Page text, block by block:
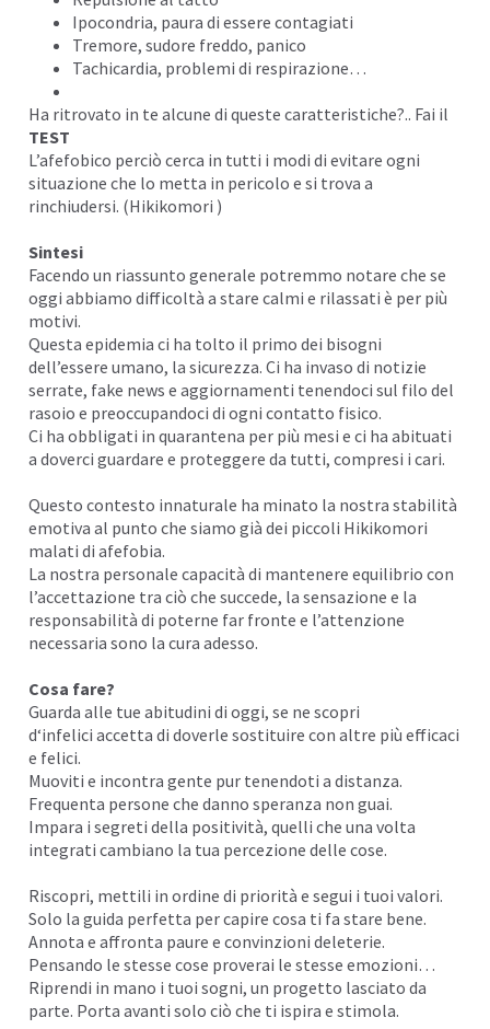
Ipocondria, paura di essere contagiati
Tremore, sudore freddo, panico
Tachicardia, problemi di respirazione…
Ha ritrovato in te alcune di queste caratteristiche?.. Fai il
TEST
L’afefobico perciò cerca in tutti i modi di evitare ogni
situazione che lo metta in pericolo e si trova a
rinchiudersi. (Hikikomori )
Sintesi
Facendo un riassunto generale potremmo notare che se
oggi abbiamo difficoltà a stare calmi e rilassati è per più
motivi.
Questa epidemia ci ha tolto il primo dei bisogni
dell’essere umano, la sicurezza. Ci ha invaso di notizie
serrate, fake news e aggiornamenti tenendoci sul filo del
rasoio e preoccupandoci di ogni contatto fisico.
Ci ha obbligati in quarantena per più mesi e ci ha abituati
a doverci guardare e proteggere da tutti, compresi i cari.
Questo contesto innaturale ha minato la nostra stabilità
emotiva al punto che siamo già dei piccoli Hikikomori
malati di afefobia.
La nostra personale capacità di mantenere equilibrio con
l’accettazione tra ciò che succede, la sensazione e la
responsabilità di poterne far fronte e l’attenzione
necessaria sono la cura adesso.
Cosa fare?
Guarda alle tue abitudini di oggi, se ne scopri
d‘infelici accetta di doverle sostituire con altre più efficaci
e felici.
Muoviti e incontra gente pur tenendoti a distanza.
Frequenta persone che danno speranza non guai.
Impara i segreti della positività, quelli che una volta
integrati cambiano la tua percezione delle cose.
Riscopri, mettili in ordine di priorità e segui i tuoi valori.
Solo la guida perfetta per capire cosa ti fa stare bene.
Annota e affronta paure e convinzioni deleterie.
Pensando le stesse cose proverai le stesse emozioni…
Riprendi in mano i tuoi sogni, un progetto lasciato da
parte. Porta avanti solo ciò che ti ispira e stimola.